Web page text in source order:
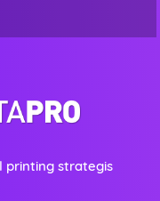
printing strategis